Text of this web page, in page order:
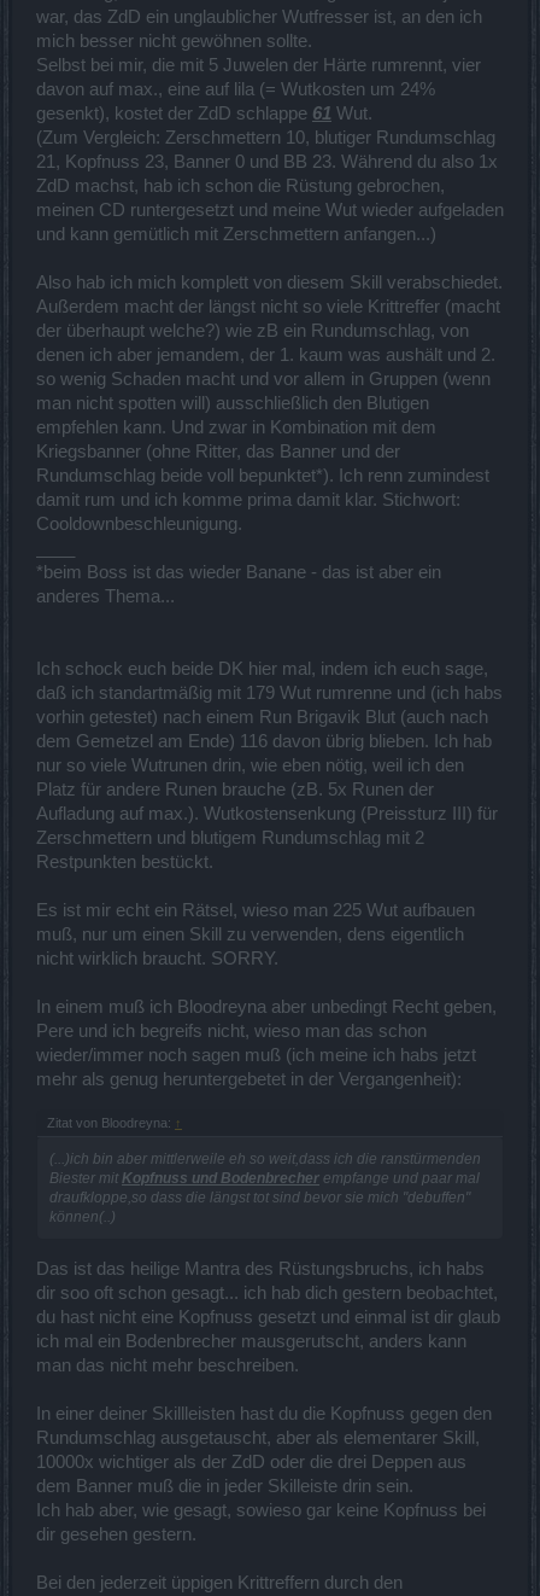
war, das ZdD ein unglaublicher Wutfresser ist, an den ich
mich besser nicht gewöhnen sollte.
Selbst bei mir, die mit 5 Juwelen der Härte rumrennt, vier
davon auf max., eine auf lila (= Wutkosten um 24%
gesenkt), kostet der ZdD schlappe 61 Wut.
(Zum Vergleich: Zerschmettern 10, blutiger Rundumschlag
21, Kopfnuss 23, Banner 0 und BB 23. Während du also 1x
ZdD machst, hab ich schon die Rüstung gebrochen,
meinen CD runtergesetzt und meine Wut wieder aufgeladen
und kann gemütlich mit Zerschmettern anfangen...)
Also hab ich mich komplett von diesem Skill verabschiedet.
Außerdem macht der längst nicht so viele Krittreffer (macht
der überhaupt welche?) wie zB ein Rundumschlag, von
denen ich aber jemandem, der 1. kaum was aushält und 2.
so wenig Schaden macht und vor allem in Gruppen (wenn
man nicht spotten will) ausschließlich den Blutigen
empfehlen kann. Und zwar in Kombination mit dem
Kriegsbanner (ohne Ritter, das Banner und der
Rundumschlag beide voll bepunktet*). Ich renn zumindest
damit rum und ich komme prima damit klar. Stichwort:
Cooldownbeschleunigung.
*beim Boss ist das wieder Banane - das ist aber ein
anderes Thema...
Ich schock euch beide DK hier mal, indem ich euch sage,
daß ich standartmäßig mit 179 Wut rumrenne und (ich habs
vorhin getestet) nach einem Run Brigavik Blut (auch nach
dem Gemetzel am Ende) 116 davon übrig blieben. Ich hab
nur so viele Wutrunen drin, wie eben nötig, weil ich den
Platz für andere Runen brauche (zB. 5x Runen der
Aufladung auf max.). Wutkostensenkung (Preissturz III) für
Zerschmettern und blutigem Rundumschlag mit 2
Restpunkten bestückt.
Es ist mir echt ein Rätsel, wieso man 225 Wut aufbauen
muß, nur um einen Skill zu verwenden, dens eigentlich
nicht wirklich braucht. SORRY.
In einem muß ich Bloodreyna aber unbedingt Recht geben,
Pere und ich begreifs nicht, wieso man das schon
wieder/immer noch sagen muß (ich meine ich habs jetzt
mehr als genug heruntergebetet in der Vergangenheit):
Zitat von Bloodreyna: ↑
(...)ich bin aber mittlerweile eh so weit,dass ich die ranstürmenden
Biester mit Kopfnuss und Bodenbrecher empfange und paar mal
draufkloppe,so dass die längst tot sind bevor sie mich "debuffen"
können(..)
Das ist das heilige Mantra des Rüstungsbruchs, ich habs
dir soo oft schon gesagt... ich hab dich gestern beobachtet,
du hast nicht eine Kopfnuss gesetzt und einmal ist dir glaub
ich mal ein Bodenbrecher mausgerutscht, anders kann
man das nicht mehr beschreiben.
In einer deiner Skillleisten hast du die Kopfnuss gegen den
Rundumschlag ausgetauscht, aber als elementarer Skill,
10000x wichtiger als der ZdD oder die drei Deppen aus
dem Banner muß die in jeder Skilleiste drin sein.
Ich hab aber, wie gesagt, sowieso gar keine Kopfnuss bei
dir gesehen gestern.
Bei den jederzeit üppigen Krittreffern durch den